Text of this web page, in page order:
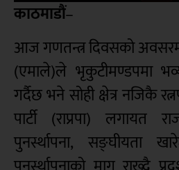
काठमाडौं–
आज गणतन्त्र दिवसको अवसरमा
(एमाले)ले भृकुटीमण्डपमा
गर्दैछ भने सोही क्षेत्र नजिकै
पार्टी (राप्रपा) लगायत
पुनर्स्थापना, सङ्घीयता